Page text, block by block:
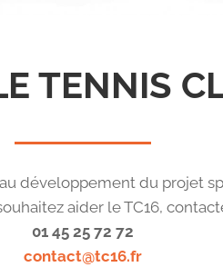
TENNIS
développement du projet
aider le TC16,
01 45 25 72 72
contact@tc16.fr